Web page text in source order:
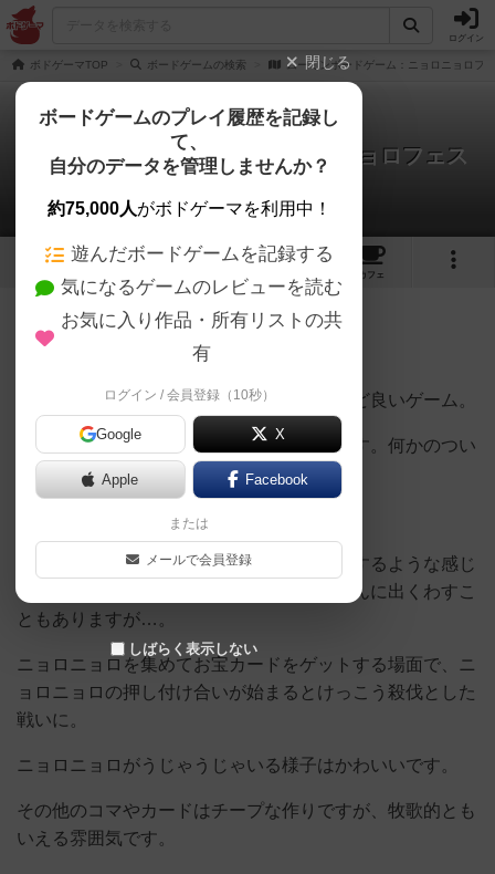
ログイン
ボドゲーマTOP ボードゲームの検索 ムーミンボードゲーム：ニョロニョロフ
ムーミンボードゲーム：ニョロニョロフェス
タ
うさこさんのレビュー
1 4
カフェ
334名 0名 0 7年以上前
お茶でもしながらゆるーく遊ぶのにちょうど良いゲーム。
中古格安で売られているのをよく見かけます。何かのつい
でに350円で購入。
すごろく+ニョロニョロ争奪戦。
ゲーム序盤はのんびりムーミン谷をお散歩するような感じ
ですごろくが進みます。理不尽な飛行鬼さんに出くわすこ
ともありますが…。
ニョロニョロを集めてお宝カードをゲットする場面で、ニ
ョロニョロの押し付け合いが始まるとけっこう殺伐とした
戦いに。
ニョロニョロがうじゃうじゃいる様子はかわいいです。
その他のコマやカードはチープな作りですが、牧歌的とも
いえる雰囲気です。
閉じる
ボードゲームのプレイ履歴を記録し
て、
自分のデータを管理しませんか？
約75,000人がボドゲーマを利用中！
遊んだボードゲームを記録する
気になるゲームのレビューを読む
お気に入り作品・所有リストの共
有
ログイン / 会員登録（10秒）
Google X
Apple Facebook
または
メールで会員登録
しばらく表示しない